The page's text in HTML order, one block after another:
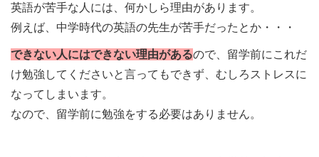
英語が苦手な人には、何かしら理由があります。
例えば、中学時代の英語の先生が苦手だったとか・・・
できない人にはできない理由があるので、留学前にこれだ
け勉強してくださいと言ってもできず、むしろストレスに
なってしまいます。
なので、留学前に勉強をする必要はありません。